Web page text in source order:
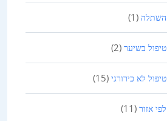
השתלה (1)
טיפול בשיער (2)
טיפול לא כירורגי (15)
לפי אזור (11)